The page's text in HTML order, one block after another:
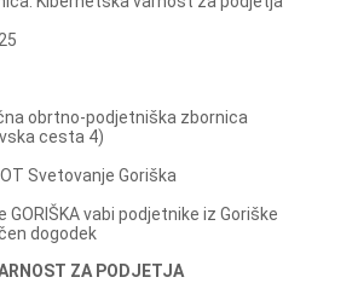
obrtno-podjetniška zbornica
cesta 4)
Svetovanje Goriška
GORIŠKA vabi podjetnike iz Goriške
dogodek
ZA PODJETJA